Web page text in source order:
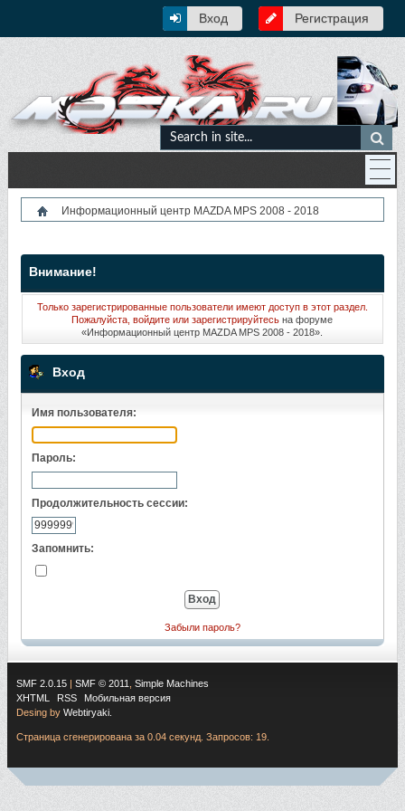
Вход Регистрация
Информационный центр MAZDA MPS 2008 - 2018
Внимание!
Только зарегистрированные пользователи имеют доступ в этот раздел.
Пожалуйста, войдите илизарегистрируйтесь на форуме
«Информационный центр MAZDA MPS 2008 - 2018».
Вход
Имя пользователя:
Пароль:
Продолжительность сессии:
Запомнить:
Забыли пароль?
SMF 2.0.15 SMF © 2011
Simple Machines
XHTML
RSS
Мобильная версия
Desing by Webtiryaki.
Страница сгенерирована за 0.04 секунд. Запросов: 19.